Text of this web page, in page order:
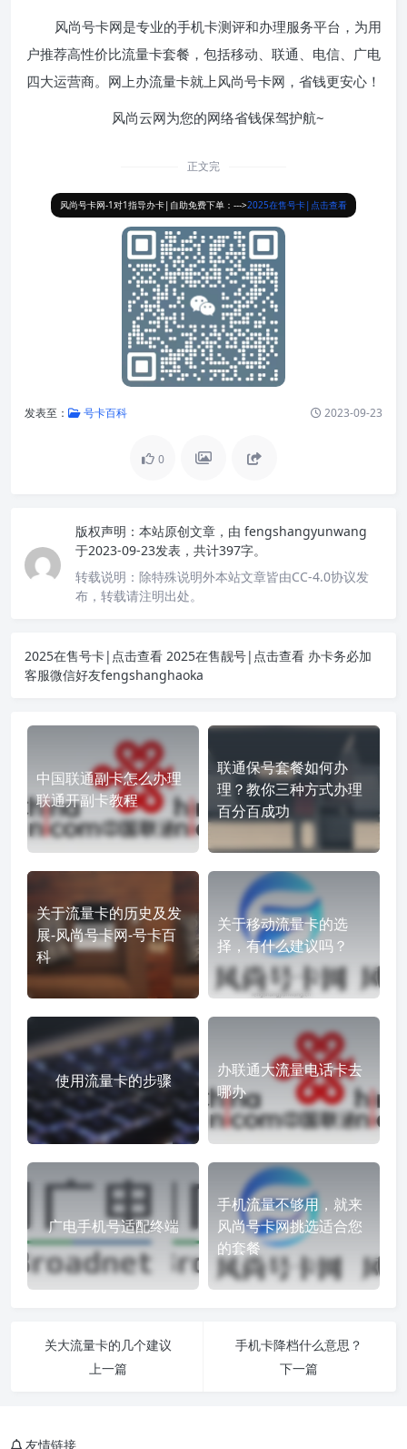
风尚号卡网是专业的手机卡测评和办理服务平台，为用
户推荐高性价比流量卡套餐，包括移动、联通、电信、广电
四大运营商。网上办流量卡就上风尚号卡网，省钱更安心！
风尚云网为您的网络省钱保驾护航~
正文完
风尚号卡网-1对1指导办卡|自助免费下单：--->2025在售号卡|点击查看
发表至： 号卡百科 2023-09-23
0
版权声明： 本站原创文章，由 fengshangyunwang
于2023-09-23发表，共计397字。
转载说明： 除特殊说明外本站文章皆由CC-4.0协议发
布，转载请注明出处。
2025在售号卡|点击查看 2025在售靓号|点击查看 办卡务必加
客服微信好友fengshanghaoka
中国联通副卡怎么办理
联通开副卡教程
联通保号套餐如何办
理？教你三种方式办理
百分百成功
关于流量卡的历史及发
展-风尚号卡网-号卡百
科
关于移动流量卡的选
择，有什么建议吗？
使用流量卡的步骤
办联通大流量电话卡去
哪办
广电手机号适配终端
手机流量不够用，就来
风尚号卡网挑选适合您
的套餐
关大流量卡的几个建议
上一篇
手机卡降档什么意思？
下一篇
友情链接